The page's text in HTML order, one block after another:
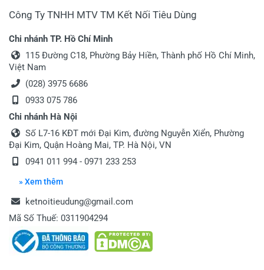
Công Ty TNHH MTV TM Kết Nối Tiêu Dùng
Chi nhánh TP. Hồ Chí Minh
115 Đường C18, Phường Bảy Hiền, Thành phố Hồ Chí Minh,
Việt Nam
(028) 3975 6686
0933 075 786
Chi nhánh Hà Nội
Số L7-16 KĐT mới Đại Kim, đường Nguyễn Xiển, Phường
Đại Kim, Quận Hoàng Mai, TP. Hà Nội, VN
0941 011 994 - 0971 233 253
» Xem thêm
ketnoitieudung@gmail.com
Mã Số Thuế: 0311904294